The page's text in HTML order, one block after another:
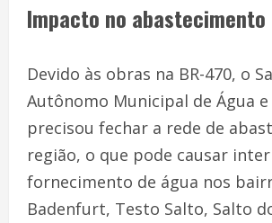
Impacto no abastecimento
Devido às obras na BR-470, o
Autônomo Municipal de Água e
precisou fechar a rede de
região, o que pode causar
fornecimento de água nos
Badenfurt, Testo Salto, Salto